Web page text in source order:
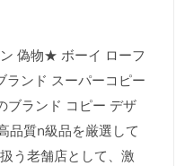
偽物★ ボーイ ローフ
ランド スーパーコピー
ブランド コピー デザ
品質n級品を厳選して
う老舗店として、激